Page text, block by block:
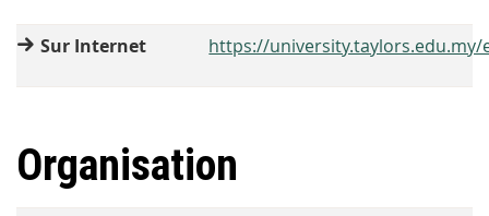
Sur Internet https://university.taylors.edu.my/
Organisation